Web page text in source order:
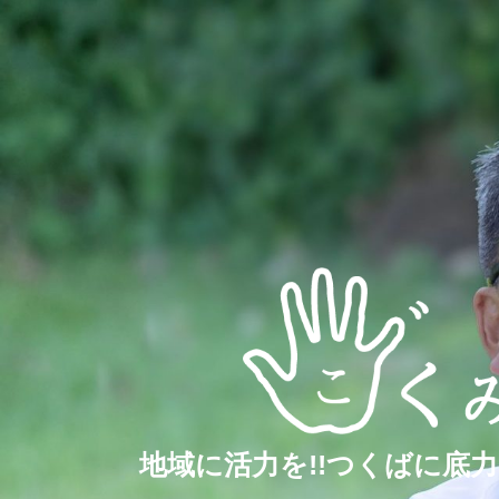
地域に活力を!!つくばに底